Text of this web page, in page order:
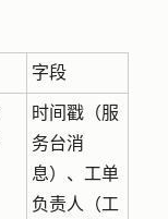
字段
时间戳（服
务台消
息）、工单
负责人（工